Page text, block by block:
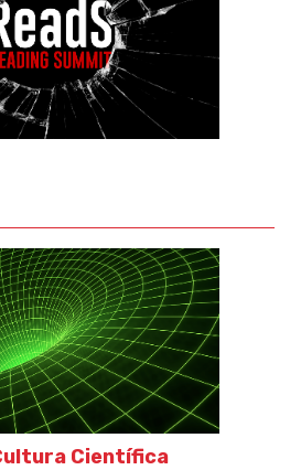
Científica